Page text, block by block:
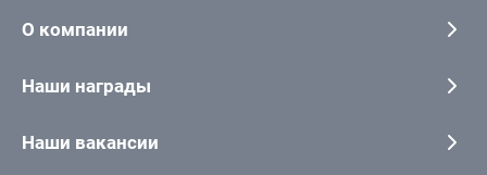
О компании
Наши награды
Наши вакансии